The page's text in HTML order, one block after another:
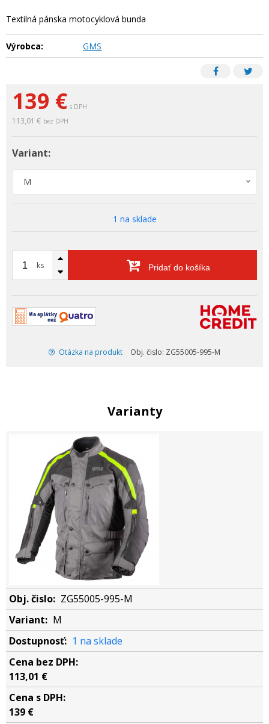
139 € s DPH
113,01 € bez DPH
Variant:
M
1 na sklade
ks Pridať do košíka
Otázka na produkt Obj. čislo: ZG55005-995-M
Textilná pánska motocyklová bunda
Výrobca: GMS
Varianty
ZG55005-995-M
M
1 na sklade
113,01 €
139 €